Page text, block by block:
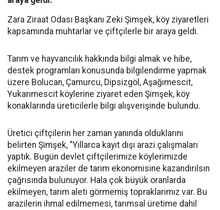
Zara Ziraat Odası Başkanı Zeki Şimşek, köy ziyaretleri
kapsamında muhtarlar ve çiftçilerle bir araya geldi.
Tarım ve hayvancılık hakkında bilgi almak ve hibe,
destek programları konusunda bilgilendirme yapmak
üzere Bolucan, Çamurcu, Dipsizgöl, Aşağımescit,
Yukarımescit köylerine ziyaret eden Şimşek, köy
konaklarında üreticilerle bilgi alışverişinde bulundu.
Üretici çiftçilerin her zaman yanında olduklarını
belirten Şimşek, "Yıllarca kayıt dışı arazi çalışmaları
yaptık. Bugün devlet çiftçilerimize köylerimizde
ekilmeyen araziler de tarım ekonomisine kazandırılsın
çağrısında bulunuyor. Hala çok büyük oranlarda
ekilmeyen, tarım aleti görmemiş topraklarımız var. Bu
arazilerin ihmal edilmemesi, tarımsal üretime dahil